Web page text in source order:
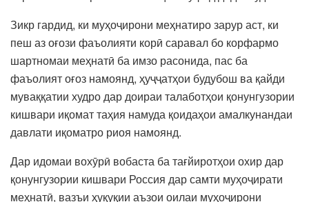
Зикр гардид, ки муҳоҷирони меҳнатиро зарур аст, ки
пеш аз оғози фаъолияти корӣ саравал бо корфармо
шартномаи меҳнатӣ ба имзо расонида, пас ба
фаъолият оғоз намоянд, ҳуҷҷатҳои будубош ва қайди
муваққатии худро дар доираи талаботҳои қонунгузории
кишвари иқомат таҳия намуда қоидаҳои амалкунандаи
давлати иқоматро риоя намоянд.
Дар идомаи вохӯрӣ вобаста ба тағйиротҳои охир дар
қонунгузории кишвари Россия дар самти муҳоҷирати
меҳнатӣ, вазъи ҳуқуқии аъзои оилаи муҳоҷирони